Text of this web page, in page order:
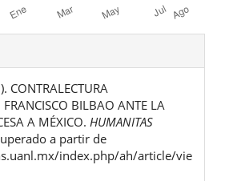
CONTRALECTURA
BILBAO ANTE LA
A MÉXICO. HUMANITAS
a partir de
index.php/ah/article/vie